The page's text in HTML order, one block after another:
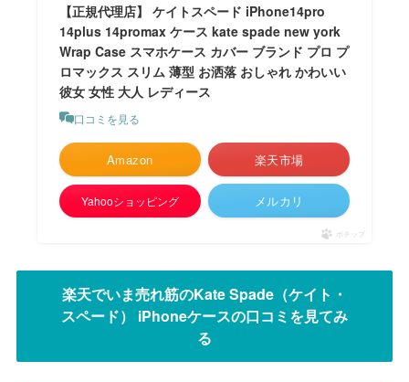
【正規代理店】 ケイトスペード iPhone14pro
14plus 14promax ケース kate spade new york
Wrap Case スマホケース カバー ブランド プロ プ
ロマックス スリム 薄型 お洒落 おしゃれ かわいい
彼女 女性 大人 レディース
口コミを見る
Amazon 楽天市場
Yahooショッピング メルカリ
ポチップ
楽天でいま売れ筋のKate Spade（ケイト・
スペード） iPhoneケースの口コミを見てみ
る